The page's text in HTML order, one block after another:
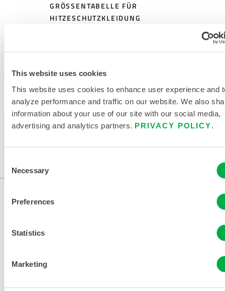
This website uses cookies
This website uses cookies to enhance user experience and
analyze performance and traffic on our website. We also
information about your use of our site with our social media,
advertising and analytics partners. PRIVACY POLICY
Selection
Necessary
Preferences
Statistics
Marketing
GRÖSSENTABELLE FÜR H
ITZESCHUTZKLEIDUNG
Verfügbar in diesen Verkaufsregionen: CHINA, ASIEN.
Dieses Produkt wird normalerweise nicht in Ihrer